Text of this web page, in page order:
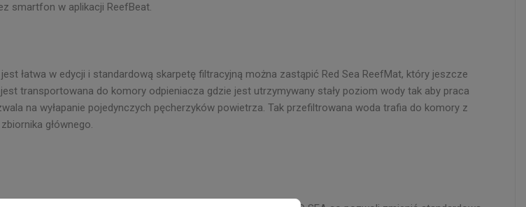
smartfon w aplikacji ReefBeat.
łatwa w edycji i standardową skarpetę filtracyjną można zastąpić Red Sea ReefMat, który jeszcze
transportowana do komory odpieniacza gdzie jest utrzymywany stały poziom wody tak aby praca
na wyłapanie pojedynczych pęcherzyków powietrza. Tak przefiltrowana woda trafia do komory z
głównego.